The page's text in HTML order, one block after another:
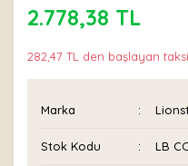
2.778,38 TL
282,47 TL den başlayan
Marka
Stok Kodu LB